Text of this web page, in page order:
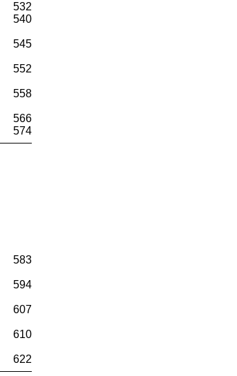
532
540
545
552
558
566
574
583
594
607
610
622